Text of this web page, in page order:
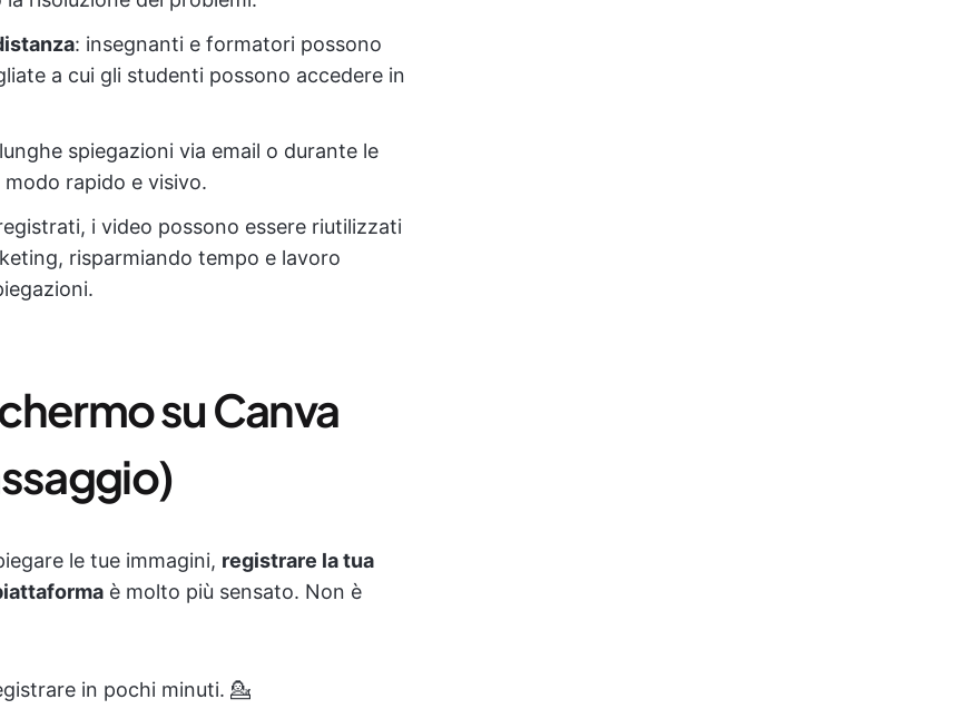
: insegnanti e formatori possono
a cui gli studenti possono accedere in
spiegazioni via email o durante le
rapido e visivo.
i video possono essere riutilizzati
risparmiando tempo e lavoro
su Canva
le tue immagini, registrare la tua
è molto più sensato. Non è
in pochi minuti. 💁